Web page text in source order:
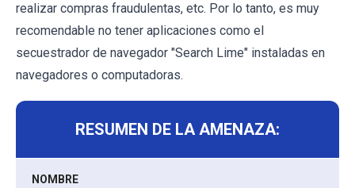
realizar compras fraudulentas, etc. Por lo tanto, es muy
recomendable no tener aplicaciones como el
secuestrador de navegador "Search Lime" instaladas en
navegadores o computadoras.
RESUMEN DE LA AMENAZA:
NOMBRE